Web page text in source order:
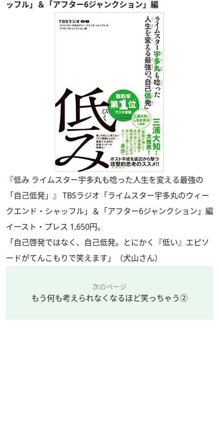
ッフル」＆「アフター6ジャンクション」編
『低み ライムスター宇多丸も唸った人生を変える最強の
「自己低発」』 TBSラジオ「ライムスター宇多丸のウィー
クエンド・シャッフル」＆「アフター6ジャンクション」編
イースト・プレス 1,650円。
「自己啓発ではなく、自己低発。とにかく『低い』エピソ
ードがてんこもりで笑えます」（犬山さん）
次のページ
もう何も考えられなくなるほど笑っちゃう②